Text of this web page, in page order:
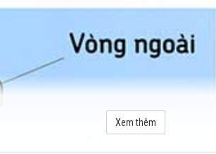
Xem thêm